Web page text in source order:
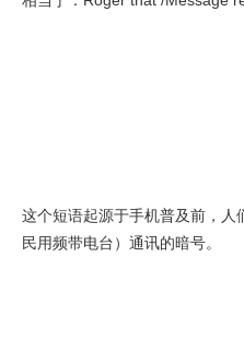
这个短语起源于手机普及前，
民用频带电台）通讯的暗号。